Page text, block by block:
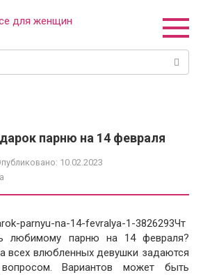
парню на 14 февраля
10.02.2023
Чт
любимому парню на 14 февраля?
всех влюбленных девушки задаются
Вариантов может быть